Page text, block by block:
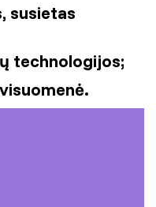
susietas
technologijos;